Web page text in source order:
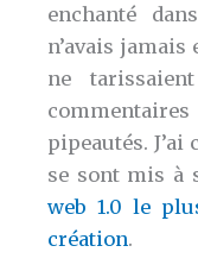
enchanté
n’avais
ne
pipeautés.
se sont mis à
web 1.0 le
création.